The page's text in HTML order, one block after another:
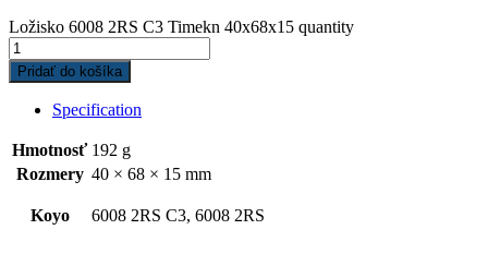
Ložisko 6008 2RS C3 Timekn 40x68x15 quantity
Pridať do košíka
Specification
Hmotnosť 192 g
Rozmery 40 × 68 × 15 mm
Koyo 6008 2RS C3, 6008 2RS